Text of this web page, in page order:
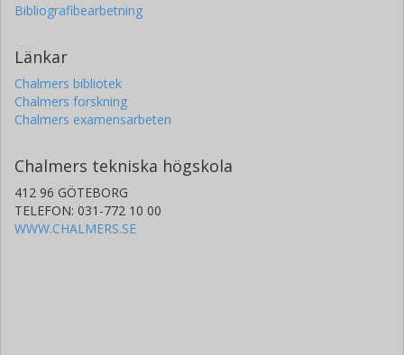
Bibliografibearbetning
Länkar
Chalmers bibliotek
Chalmers forskning
Chalmers examensarbeten
Chalmers tekniska högskola
412 96 GÖTEBORG
TELEFON: 031-772 10 00
WWW.CHALMERS.SE